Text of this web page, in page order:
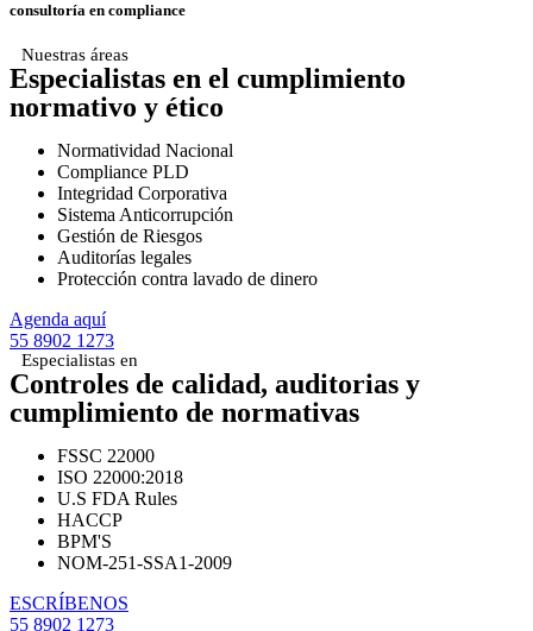
consultoría en compliance
Nuestras áreas
Especialistas en el cumplimiento
normativo y ético
Normatividad Nacional
Compliance PLD
Integridad Corporativa
Sistema Anticorrupción
Gestión de Riesgos
Auditorías legales
Protección contra lavado de dinero
Agenda aquí
55 8902 1273
Especialistas en
Controles de calidad, auditorias y
cumplimiento de normativas
FSSC 22000
ISO 22000:2018
U.S FDA Rules
HACCP
BPM'S
NOM-251-SSA1-2009
ESCRÍBENOS
55 8902 1273